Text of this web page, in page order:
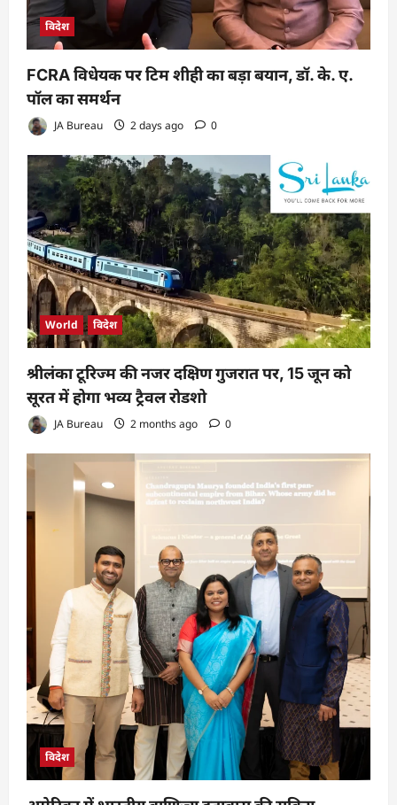
विदेश
FCRA विधेयक पर टिम शीही का बड़ा बयान, डॉ. के. ए.
पॉल का समर्थन
JA Bureau 2 days ago 0
World विदेश
श्रीलंका टूरिज्म की नजर दक्षिण गुजरात पर, 15 जून को
सूरत में होगा भव्य ट्रैवल रोडशो
JA Bureau 2 months ago 0
विदेश